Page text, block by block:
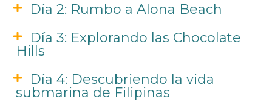
Día 2: Rumbo a Alona Beach
Día 3: Explorando las Chocolate
Hills
Día 4: Descubriendo la vida
submarina de Filipinas